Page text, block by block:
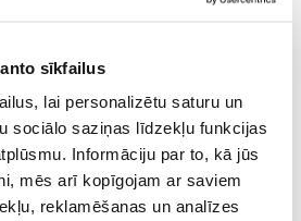
sīkfailus
lai personalizētu saturu un
sociālo saziņas līdzekļu funkcijas
Informāciju par to, kā jūs
mēs arī kopīgojam ar saviem
reklamēšanas un analīzes
101%